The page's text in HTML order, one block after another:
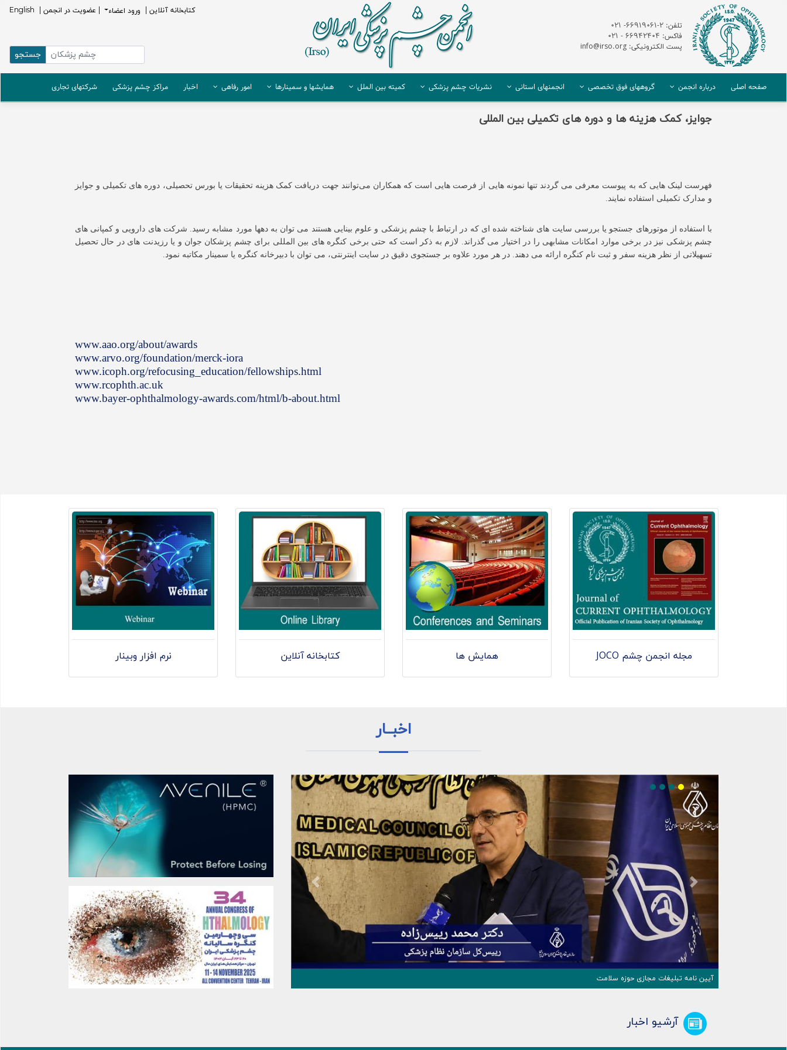
تلفن: 2-66919061- 021
فاکس: 66942404 - 021
پست الکترونیکی: info@irso.org
كتابخانه آنلاين | ورود اعضاء | عضویت در انجمن | English
صفحه اصلی درباره انجمن گروههای فوق تخصصی انجمنهای استانی نشریات چشم پزشکی کمیته بین الملل همایشها و سمینارها امور رفاهی اخبار مراکز چشم پزشکی شرکتهای تجاری
جوایز، کمک هزینه ها و دوره های تکمیلی بین المللی
فهرست لینک هایی که به پیوست معرفی می گردند تنها نمونه هایی از فرصت هایی است که همکاران می‌توانند جهت دریافت کمک هزینه تحقیقات یا بورس تحصیلی، دوره های تکمیلی و جوایز
و مدارک تکمیلی استفاده نمایند.
با استفاده از موتورهای جستجو یا بررسی سایت های شناخته شده ای که در ارتباط با چشم پزشکی و علوم بینایی هستند می توان به دهها مورد مشابه رسید. شرکت های دارویی و کمپانی های
چشم پزشکی نیز در برخی موارد امکانات مشابهی را در اختیار می گذراند. لازم به ذکر است که حتی برخی کنگره های بین المللی برای چشم پزشکان جوان و یا رزیدنت های در حال تحصیل
تسهیلاتی از نظر هزینه سفر و ثبت نام کنگره ارائه می دهند. در هر مورد علاوه بر جستجوی دقیق در سایت اینترنتی، می توان با دبیرخانه کنگره یا سمینار مکاتبه نمود.
www.aao.org/about/awards
www.arvo.org/foundation/merck-iora
www.icoph.org/refocusing_education/fellowships.html
www.rcophth.ac.uk
www.bayer-ophthalmology-awards.com/html/b-about.html
مجله انجمن چشم JOCO همایش ها کتابخانه آنلاین نرم افزار وبینار
اخبــار
آیین نامه تبلیغات مجازی حوزه سلامت
Previous Next
آرشیو اخبار